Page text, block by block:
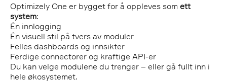
Optimizely One er bygget for å oppleves som ett
system:
Én innlogging
Én visuell stil på tvers av moduler
Felles dashboards og innsikter
Ferdige connectorer og kraftige API-er
Du kan velge modulene du trenger – eller gå fullt inn i
hele økosystemet.